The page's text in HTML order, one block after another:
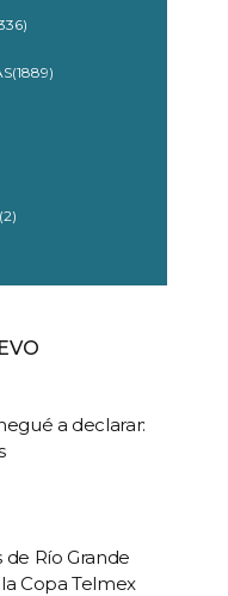
a declarar:
Río Grande
Copa Telmex